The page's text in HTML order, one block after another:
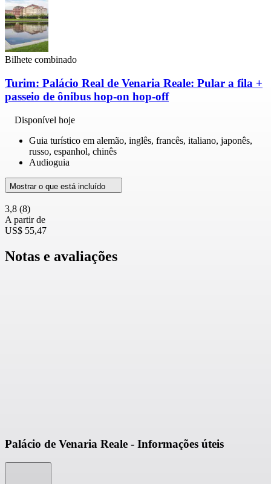
Bilhete combinado
Turim: Palácio Real de Venaria Reale: Pular a fila +
passeio de ônibus hop-on hop-off
Disponível hoje
Guia turístico em alemão, inglês, francês, italiano, japonês,
russo, espanhol, chinês
Audioguia
Mostrar o que está incluído
3,8 (8)
A partir de
US$ 55,47
Notas e avaliações
Palácio de Venaria Reale - Informações úteis